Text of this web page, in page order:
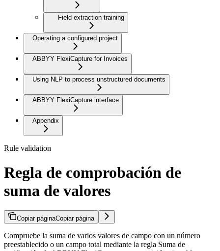
Field extraction training
Operating a configured project
ABBYY FlexiCapture for Invoices
Using NLP to process unstructured documents
ABBYY FlexiCapture interface
Appendix
Rule validation
Regla de comprobación de
suma de valores
Copiar páginaCopiar página
Compruebe la suma de varios valores de campo con un número
preestablecido o un campo total mediante la regla Suma de